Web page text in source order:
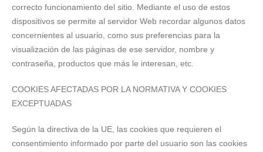
correcto funcionamiento del sitio. Mediante el uso de estos
dispositivos se permite al servidor Web recordar algunos datos
concernientes al usuario, como sus preferencias para la
visualización de las páginas de ese servidor, nombre y
contraseña, productos que más le interesan, etc.
COOKIES AFECTADAS POR LA NORMATIVA Y COOKIES
EXCEPTUADAS
Según la directiva de la UE, las cookies que requieren el
consentimiento informado por parte del usuario son las cookies